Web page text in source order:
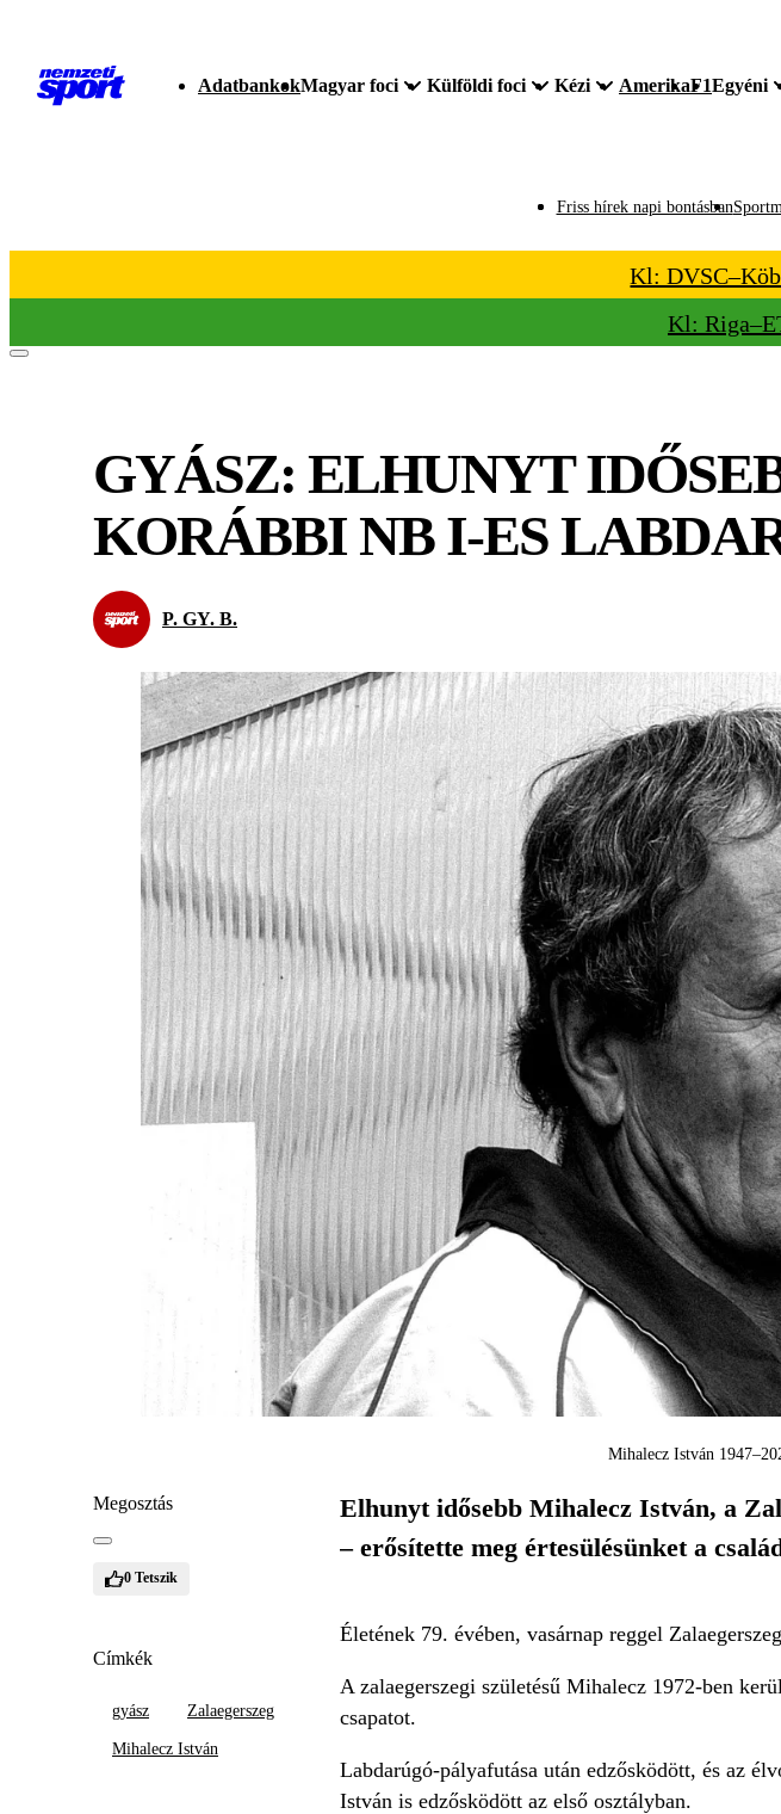
AdatbankokMagyar foci Külföldi foci Kézi AmerikaF1Egyéni
Friss hírek napi bontásban
Kl:
Kl:
GYÁSZ: ELHUNYT
KORÁBBI NB I-ES
P. GY. B.
Mihalecz István
Megosztás
0 Tetszik
Címkék
gyász Zalaegerszeg
Mihalecz István
Elhunyt idősebb Mihalecz István, a
– erősítette meg értesülésünket a
Életének 79. évében, vasárnap reggel
A zalaegerszegi születésű Mihalecz 1972-ben
csapatot.
Labdarúgó-pályafutása után edzősködött, és az
István is edzősködött az első osztályban.